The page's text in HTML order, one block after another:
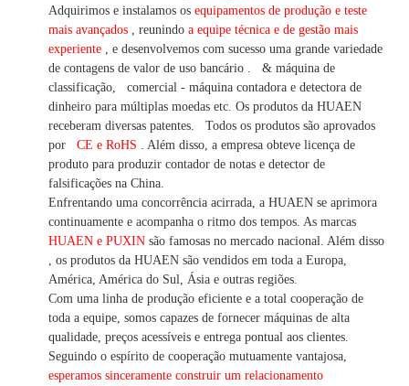
Adquirimos e instalamos os equipamentos de produção e teste
mais avançados , reunindo a equipe técnica e de gestão mais
experiente
e desenvolvemos com sucesso uma grande variedade
de contagens de valor de uso bancário
& máquina de
classificação,
comercial - máquina contadora e detectora de
dinheiro para múltiplas moedas etc. Os produtos da HUAEN
receberam diversas patentes.
Todos os produtos são aprovados
por
CE e RoHS . Além disso, a empresa obteve licença de
produto para produzir contador de notas e detector de
falsificações na China.
Enfrentando uma concorrência acirrada, a HUAEN se aprimora
continuamente e acompanha o ritmo dos tempos. As marcas
HUAEN e PUXIN são famosas no mercado nacional. Além disso
os produtos da HUAEN são vendidos em toda a Europa,
América, América do Sul, Ásia e outras regiões.
Com uma linha de produção eficiente e a total cooperação de
toda a equipe, somos capazes de fornecer máquinas de alta
qualidade, preços acessíveis e entrega pontual aos clientes.
Seguindo o espírito de cooperação mutuamente vantajosa,
esperamos sinceramente construir um relacionamento